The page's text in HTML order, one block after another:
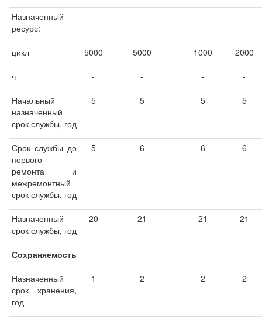
Назначенный
ресурс:
цикл 5000 5000 1000 2000
ч - - - -
Начальный
назначенный
срок службы, год
5 5 5 5
Срок службы до
первого
ремонта и
межремонтный
срок службы, год
5 6 6 6
Назначенный
срок службы, год
20 21 21 21
Сохраняемость
Назначенный
срок хранения,
год
1 2 2 2